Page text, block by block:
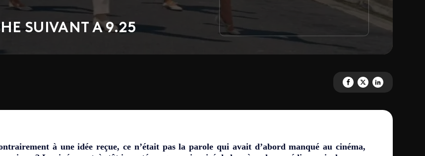
SUIVANT A 9.25
Partagez 'LE DIMANCHE À
Partagez 'LE DIMANCHE
Partagez 'LE
à une idée reçue, ce n’était pas la parole qui avait d’abord manqué au cinéma,